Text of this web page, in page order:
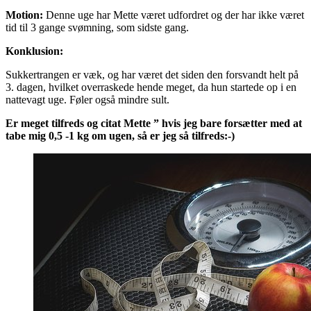
Motion: Denne uge har Mette været udfordret og der har ikke været
tid til 3 gange svømning, som sidste gang.
Konklusion:
Sukkertrangen er væk, og har været det siden den forsvandt helt på
3. dagen, hvilket overraskede hende meget, da hun startede op i en
nattevagt uge. Føler også mindre sult.
Er meget tilfreds og citat Mette ” hvis jeg bare forsætter med at
tabe mig 0,5 -1 kg om ugen, så er jeg så tilfreds:-)